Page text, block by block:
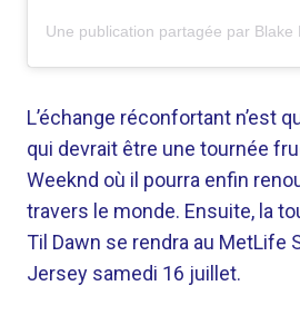
L’échange réconfortant n’est
qui devrait être une tournée
Weeknd où il pourra enfin
travers le monde. Ensuite, la
Til Dawn se rendra au MetLife
Jersey samedi 16 juillet.